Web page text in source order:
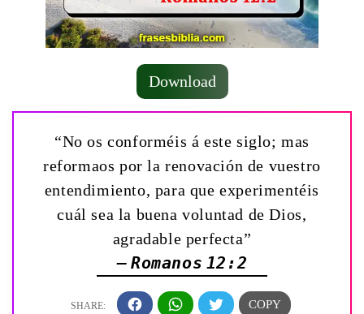
Download
“No os conforméis á este siglo; mas
reformaos por la renovación de vuestro
entendimiento, para que experimentéis
cuál sea la buena voluntad de Dios,
agradable perfecta”
— Romanos 12:2